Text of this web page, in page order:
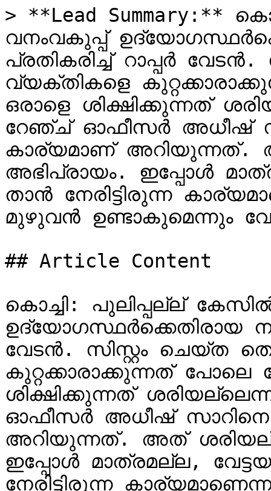
> **Lead Summary:**
വനംവകുപ്പ്
പ്രതികരിച്ച് റാപ്പര്‍ വേടൻ.
വ്യക്തികളെ
ഒരാളെ ശിക്ഷിക്കുന്നത്
റേഞ്ച് ഓഫീസര്‍ അധീഷ്
കാര്യമാണ് അറിയുന്നത്.
അഭിപ്രായം. ഇപ്പോള്‍
താൻ നേരിട്ടിരുന്ന
മുഴുവൻ ഉണ്ടാകുമെന്നും
## Article Content
കൊച്ചി: പുലിപ്പല്ല്
ഉദ്യോഗസ്ഥര്‍ക്കെതിരായ
വേടൻ. സിസ്റ്റം ചെയ്ത
കുറ്റക്കാരാക്കുന്നത് പോലെ
ശിക്ഷിക്കുന്നത്
ഓഫീസര്‍ അധീഷ് സാറിനെ
അറിയുന്നത്. അത്
ഇപ്പോള്‍ മാത്രമല്ല,
നേരിട്ടിരുന്ന